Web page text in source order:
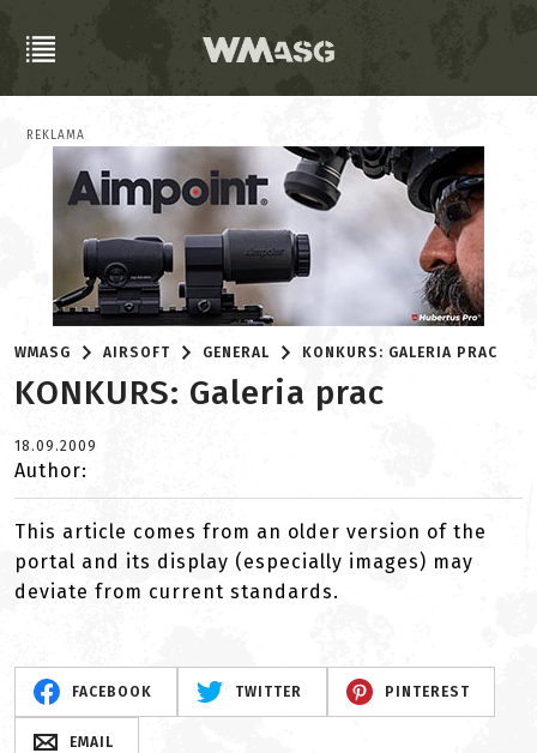
REKLAMA
WMASG AIRSOFT GENERAL KONKURS: GALERIA PRAC
KONKURS: Galeria prac
18.09.2009
Author:
This article comes from an older version of the
portal and its display (especially images) may
deviate from current standards.
FACEBOOK TWITTER PINTEREST
EMAIL